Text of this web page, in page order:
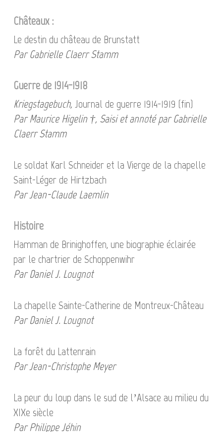
Châteaux :
Le destin du château de Brunstatt
Par Gabrielle Claerr Stamm
Guerre de 1914-1918
Kriegstagebuch, Journal de guerre 1914-1919 (fin)
Par Maurice Higelin †, Saisi et annoté par Gabrielle
Claerr Stamm
Le soldat Karl Schneider et la Vierge de la chapelle
Saint-Léger de Hirtzbach
Par Jean-Claude Laemlin
Histoire
Hamman de Brinighoffen, une biographie éclairée
par le chartrier de Schoppenwihr
Par Daniel J. Lougnot
La chapelle Sainte-Catherine de Montreux-Château
Par Daniel J. Lougnot
La forêt du Lattenrain
Par Jean-Christophe Meyer
La peur du loup dans le sud de l’Alsace au milieu du
XIXe siècle
Par Philippe Jéhin